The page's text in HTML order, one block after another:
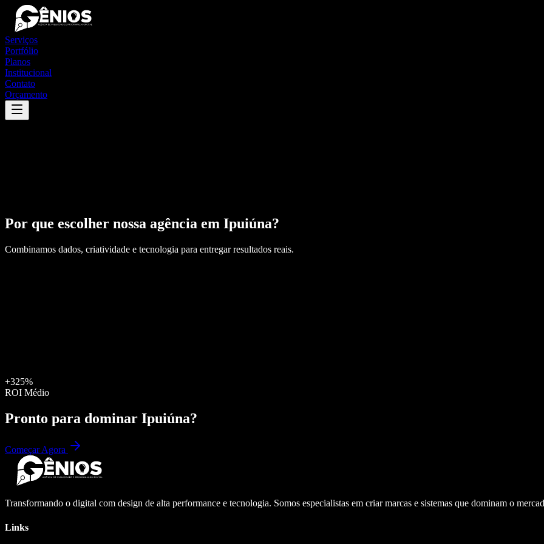
Serviços
Portfólio
Planos
Institucional
Contato
Orçamento
Por que escolher nossa agência em Ipuiúna?
Combinamos dados, criatividade e tecnologia para entregar resultados reais.
+325%
ROI Médio
Pronto para dominar Ipuiúna?
Começar Agora
Transformando o digital com design de alta performance e tecnologia. Somos especialistas em criar marcas e sistemas que dominam o
Links